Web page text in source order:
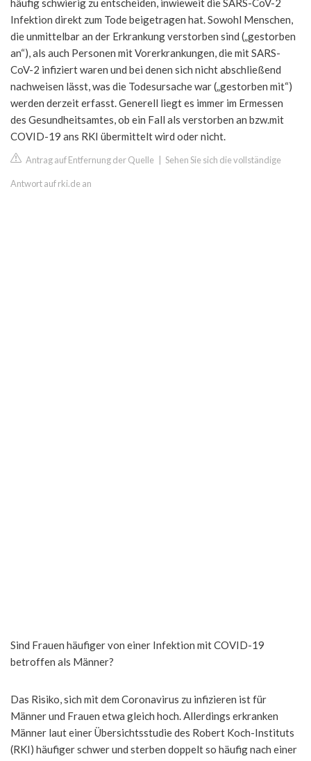
häufig schwierig zu entscheiden, inwieweit die SARS-CoV-2
Infektion direkt zum Tode beigetragen hat. Sowohl Menschen,
die unmittelbar an der Erkrankung verstorben sind („gestorben
an“), als auch Personen mit Vorerkrankungen, die mit SARS-
CoV-2 infiziert waren und bei denen sich nicht abschließend
nachweisen lässt, was die Todesursache war („gestorben mit“)
werden derzeit erfasst. Generell liegt es immer im Ermessen
des Gesundheitsamtes, ob ein Fall als verstorben an bzw.mit
COVID-19 ans RKI übermittelt wird oder nicht.
Antrag auf Entfernung der Quelle Sehen Sie sich die vollständige
Antwort auf rki.de an
Sind Frauen häufiger von einer Infektion mit COVID-19
betroffen als Männer?
Das Risiko, sich mit dem Coronavirus zu infizieren ist für
Männer und Frauen etwa gleich hoch. Allerdings erkranken
Männer laut einer Übersichtsstudie des Robert Koch-Instituts
(RKI) häufiger schwer und sterben doppelt so häufig nach einer